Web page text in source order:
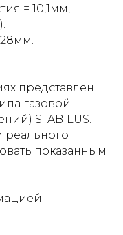
= 10,1мм,
представлен
газовой
STABILUS.
показанным